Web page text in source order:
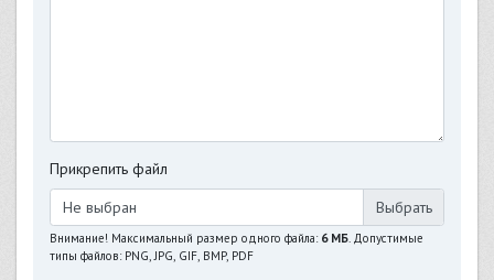
Прикрепить файл
Не выбран
Внимание! Максимальный размер одного файла: 6 МБ. Допустимые
типы файлов: PNG, JPG, GIF, BMP, PDF